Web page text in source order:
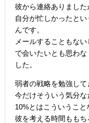
彼から連絡ありました
自分が忙しかったと
んです。
メールすることもな
で会いたいとも思わ
した。
弱者の戦略を勉強して
今だけそういう気分な
10%とはこういうこと
彼を考える時間ももち